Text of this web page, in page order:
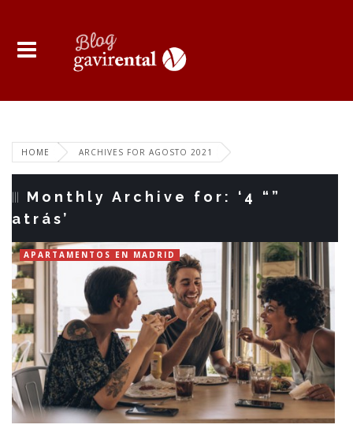
HOME ARCHIVES FOR AGOSTO 2021
Monthly Archive for: ‘4 “”
atrás’
APARTAMENTOS EN MADRID